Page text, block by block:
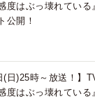
度はぶっ壊れている
公開！
(日)25時～放送！】
度はぶっ壊れている